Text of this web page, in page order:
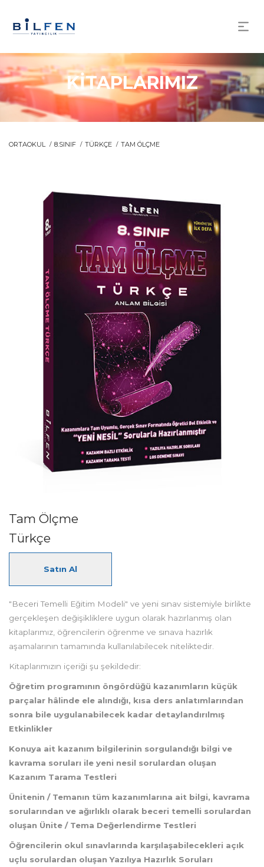
KİTAPLARIMIZ
ORTAOKUL 8.SINIF TÜRKÇE TAM ÖLÇME
Tam Ölçme
Türkçe
Satın Al
"Beceri Temelli Eğitim Modeli" ve yeni sınav sistemiyle birlikte
gerçekleşen değişikliklere uygun olarak hazırlanmış olan
kitaplarımız, öğrencilerin öğrenme ve sınava hazırlık
aşamalarının tamamında kullanılabilecek niteliktedir.
Kitaplarımızın içeriği şu şekildedir:
Öğretim programının öngördüğü kazanımların küçük
parçalar hâlinde ele alındığı, kısa ders anlatımlarından
sonra bile uygulanabilecek kadar detaylandırılmış
Etkinlikler
Konuya ait kazanım bilgilerinin sorgulandığı bilgi ve
kavrama soruları ile yeni nesil sorulardan oluşan
Kazanım Tarama Testleri
Ünitenin / Temanın tüm kazanımlarına ait bilgi, kavrama
sorularından ve ağırlıklı olarak beceri temelli sorulardan
oluşan Ünite / Tema Değerlendirme Testleri
Öğrencilerin okul sınavlarında karşılaşabilecekleri açık
uçlu sorulardan oluşan Yazılıya Hazırlık Soruları